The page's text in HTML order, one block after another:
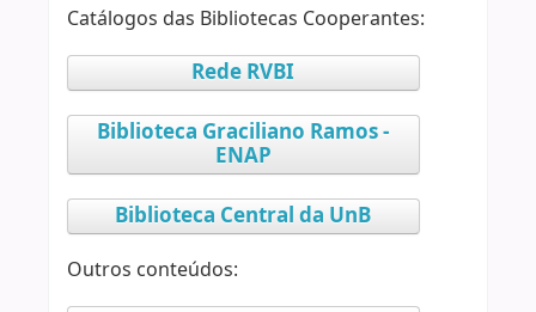
Catálogos das Bibliotecas Cooperantes:
Rede RVBI
Biblioteca Graciliano Ramos -
ENAP
Biblioteca Central da UnB
Outros conteúdos: